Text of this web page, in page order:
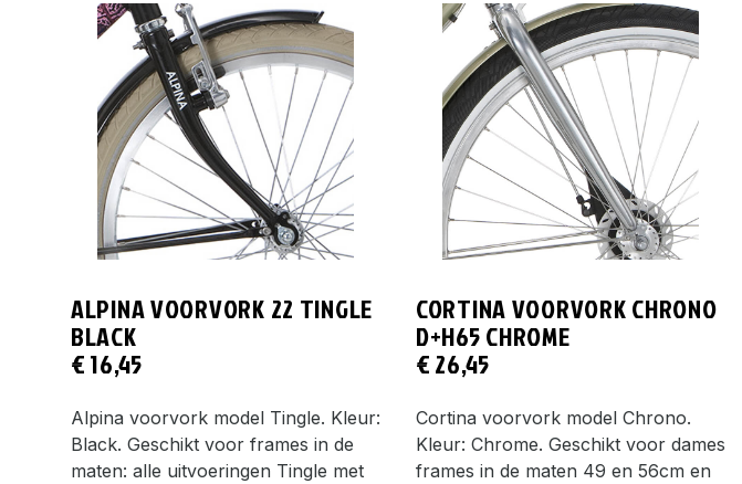
ALPINA VOORVORK 22 TINGLE
BLACK
€16,45
Alpina voorvork model Tingle. Kleur:
Black. Geschikt voor frames in de
maten: alle uitvoeringen Tingle met
CORTINA VOORVORK CHRONO
D+H65 CHROME
€26,45
Cortina voorvork model Chrono.
Kleur: Chrome. Geschikt voor dames
frames in de maten 49 en 56cm en